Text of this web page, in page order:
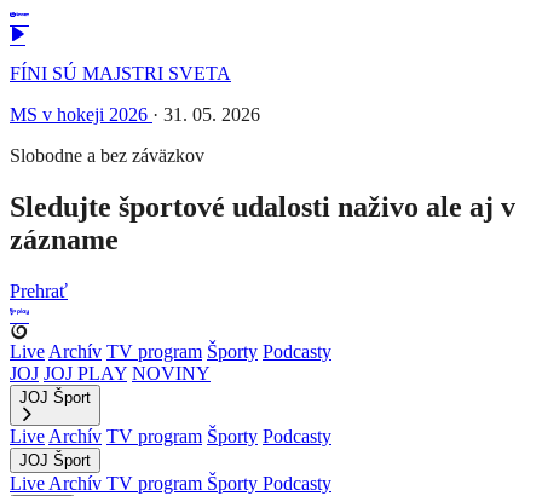
FÍNI SÚ MAJSTRI SVETA
MS v hokeji 2026 · 31. 05. 2026
Slobodne a bez záväzkov
Sledujte športové udalosti naživo ale aj v
zázname
Prehrať
Live Archív TV program Športy Podcasty
JOJ JOJ PLAY NOVINY
JOJ Šport
Live Archív TV program Športy Podcasty
JOJ Šport
Live Archív TV program Športy Podcasty